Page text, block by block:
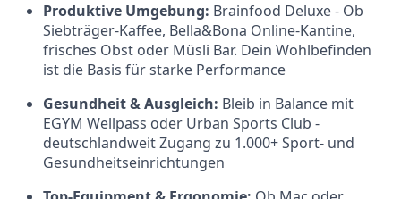
Produktive Umgebung: Brainfood Deluxe - Ob
Siebträger-Kaffee, Bella&Bona Online-Kantine,
frisches Obst oder Müsli Bar. Dein Wohlbefinden
ist die Basis für starke Performance
Gesundheit & Ausgleich: Bleib in Balance mit
EGYM Wellpass oder Urban Sports Club -
deutschlandweit Zugang zu 1.000+ Sport- und
Gesundheitseinrichtungen